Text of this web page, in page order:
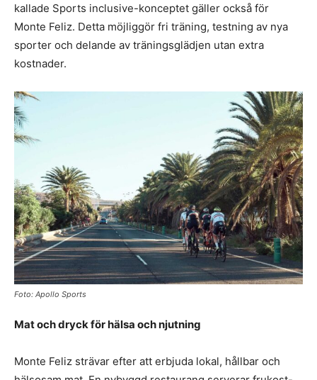
kallade Sports inclusive-konceptet gäller också för
Monte Feliz. Detta möjliggör fri träning, testning av nya
sporter och delande av träningsglädjen utan extra
kostnader.
Foto: Apollo Sports
Mat och dryck för hälsa och njutning
Monte Feliz strävar efter att erbjuda lokal, hållbar och